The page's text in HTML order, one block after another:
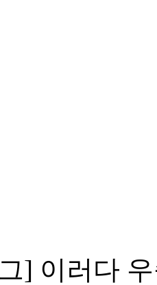
] 이러다